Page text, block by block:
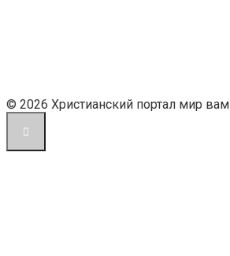
© 2026 Христианский портал мир вам